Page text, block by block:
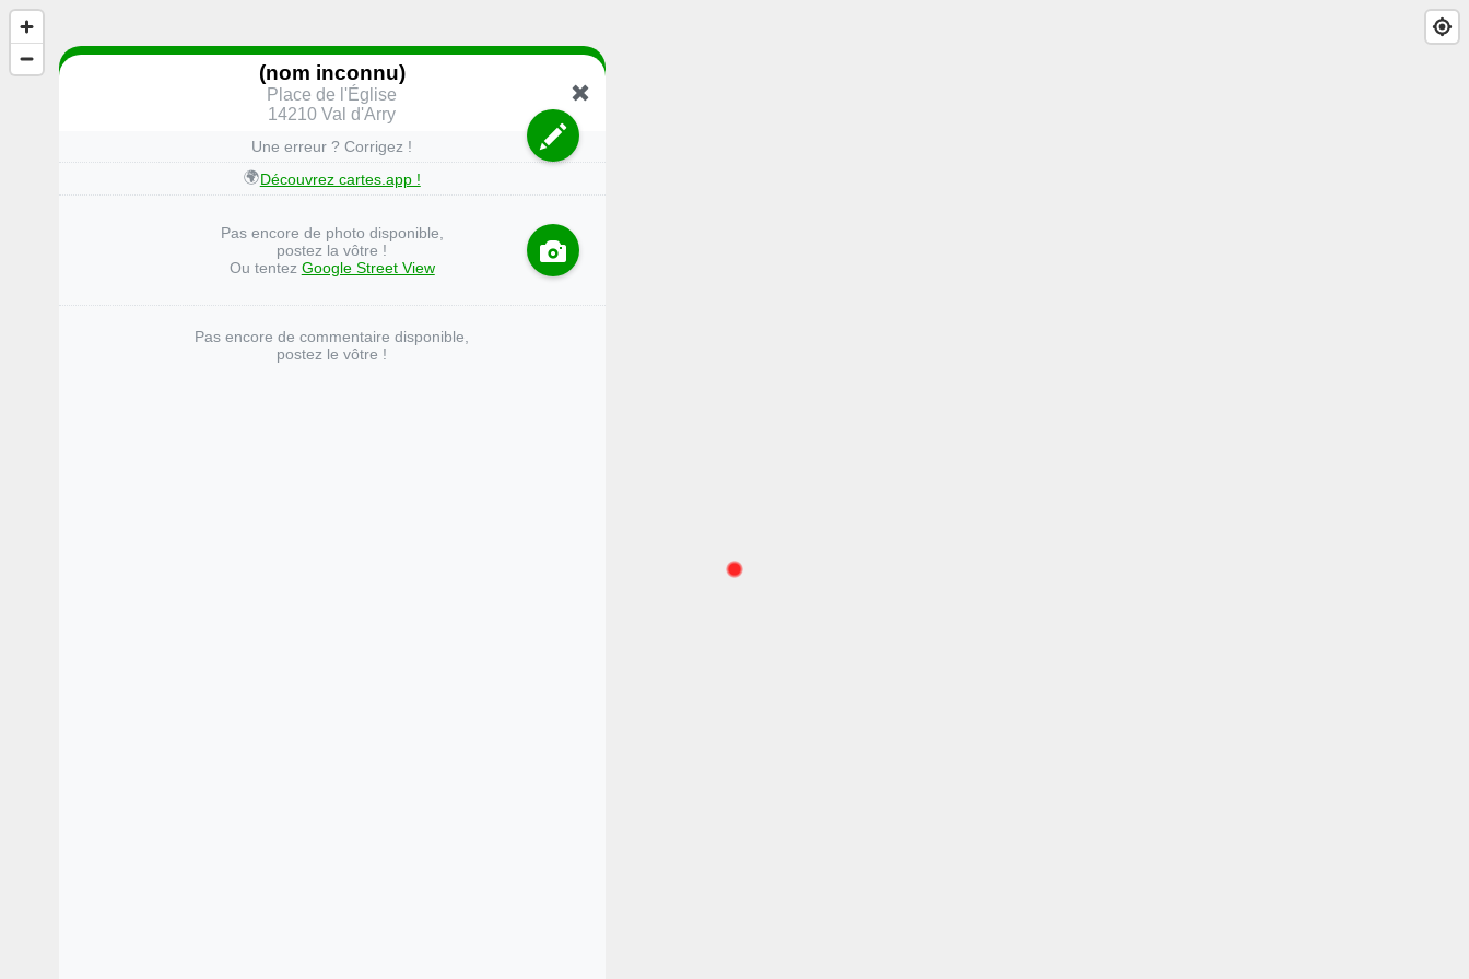
(nom inconnu)
Place de l'Église
14210 Val d'Arry
Une erreur ? Corrigez !
🌍Découvrez cartes.app !
Pas encore de photo disponible,
postez la vôtre !
Ou tentez Google Street View
Pas encore de commentaire disponible,
postez le vôtre !